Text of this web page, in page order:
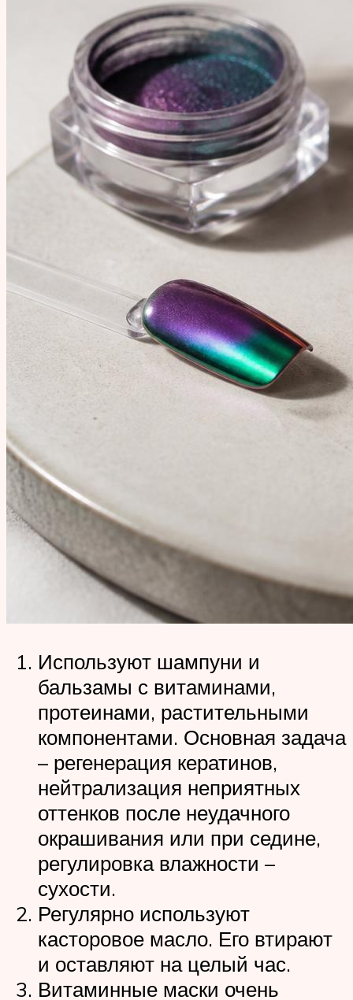
Используют шампуни и
бальзамы с витаминами,
протеинами, растительными
компонентами. Основная задача
– регенерация кератинов,
нейтрализация неприятных
оттенков после неудачного
окрашивания или при седине,
регулировка влажности –
сухости.
Регулярно используют
касторовое масло. Его втирают
и оставляют на целый час.
Витаминные маски очень